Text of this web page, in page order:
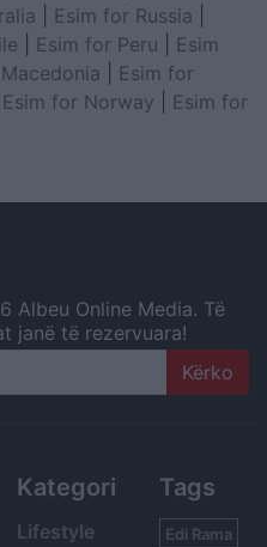
Esim for Russia
Esim for Peru
Esim
Esim for
Esim for Norway
Esim for
Albeu Online Media. Të
janë të rezervuara!
Kategori
Lifestyle
Tags
Edi Rama